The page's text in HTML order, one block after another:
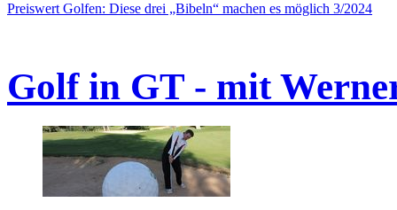
Preiswert Golfen: Diese drei „Bibeln“ machen es möglich 3/2024
Golf in GT - mit